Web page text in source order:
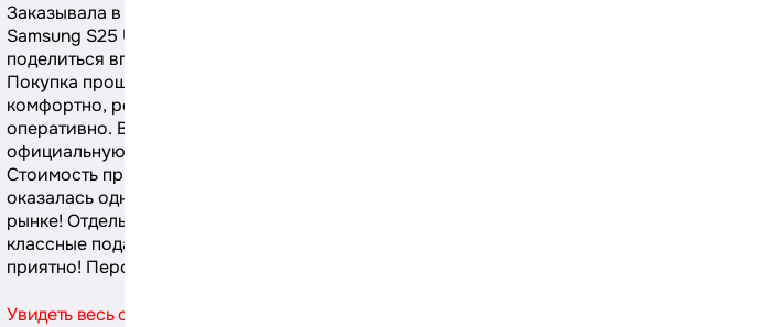
Заказывала в этом магазине
Samsung S25 Ultra и хочу
поделиться впечатлениями.
Покупка прошла максимально
комфортно, ребята работают
оперативно. Выдали
официальную гарантию и чек.
Стоимость при этом
оказалась одной из лучших на
рынке! Отдельное спасибо за
классные подарки — безумно
приятно! Персонал ...
Увидеть весь отзыв